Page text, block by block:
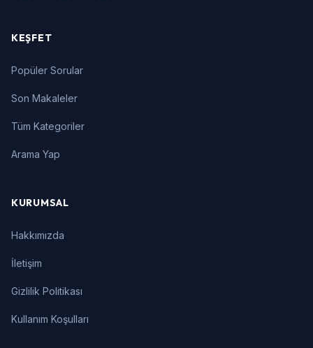
KEŞFET
Popüler Sorular
Son Makaleler
Tüm Kategoriler
Arama Yap
KURUMSAL
Hakkımızda
İletişim
Gizlilik Politikası
Kullanım Koşulları